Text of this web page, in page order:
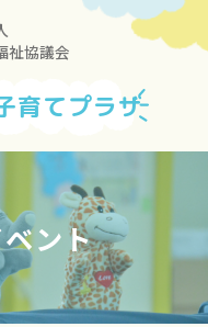
祉協議会
育てプラザ
ント